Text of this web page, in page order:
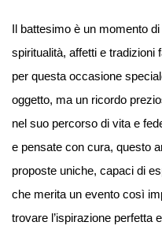
Il battesimo è un momento
spiritualità, affetti e tradizioni
per questa occasione
oggetto, ma un ricordo
nel suo percorso di vita e
e pensate con cura, questo
proposte uniche, capaci di
che merita un evento così
trovare l’ispirazione perfetta